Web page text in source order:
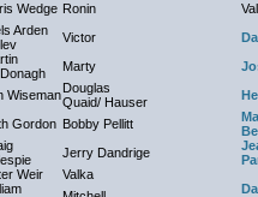
Wedge Ronin
Arden
Victor
Marty
WisemanDouglas
Quaid/ Hauser
Gordon Bobby Pellitt
Jerry Dandrige
Weir
Valka